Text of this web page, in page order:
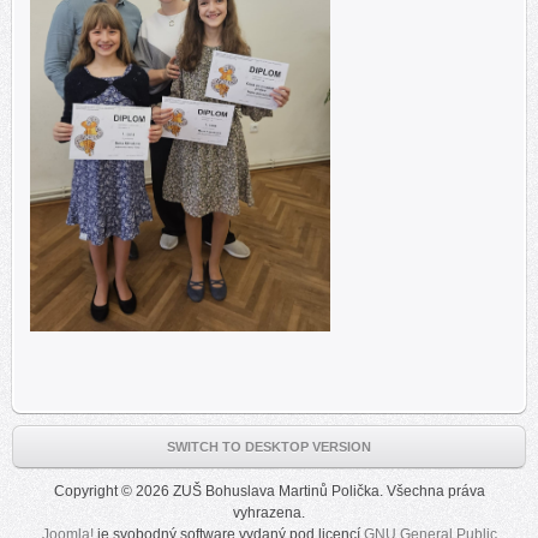
SWITCH TO DESKTOP VERSION
Copyright © 2026 ZUŠ Bohuslava Martinů Polička. Všechna práva
vyhrazena.
Joomla!je svobodný software vydaný pod licencíGNU General Public